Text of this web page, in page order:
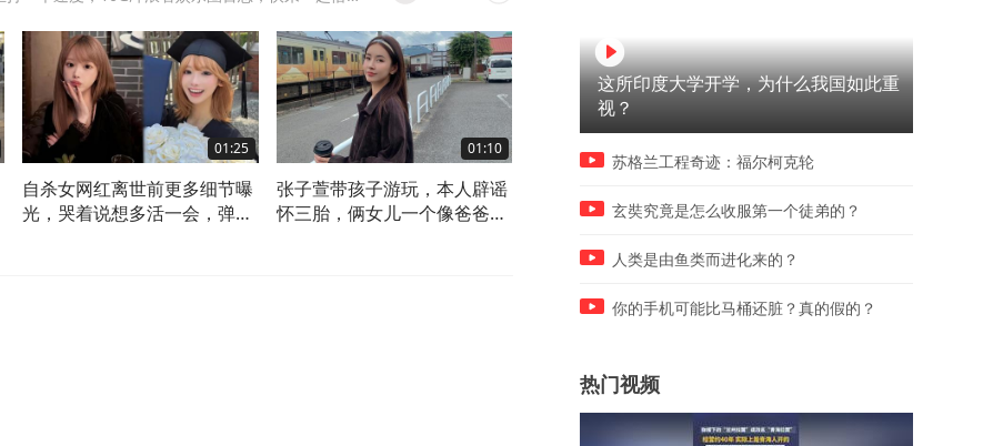
01:25
自杀女网红离世前更多细节曝
光，哭着说想多活一会，弹幕
01:10
张子萱带孩子游玩，本人辟谣
怀三胎，俩女儿一个像爸爸一
子当主食把胃减坏了，瘦50斤
金每月15万涨到23万，林有
这所印度大学开学，为什么我国如此重
视？
苏格兰工程奇迹：福尔柯克轮
玄奘究竟是怎么收服第一个徒弟的？
人类是由鱼类而进化来的？
你的手机可能比马桶还脏？真的假的？
热门视频